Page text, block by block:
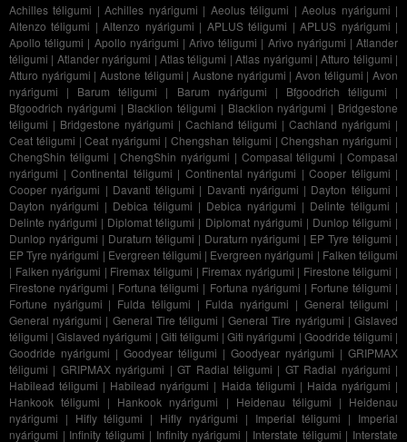
Achilles téligumi |Achilles nyárigumi | Aeolus téligumi |Aeolus nyárigumi |
Altenzo téligumi |Altenzo nyárigumi | APLUS téligumi |APLUS nyárigumi |
Apollo téligumi | Apollo nyárigumi |Arivo téligumi | Arivo nyárigumi |Atlander
téligumi | Atlander nyárigumi | Atlas téligumi |Atlas nyárigumi |Atturo téligumi |
Atturo nyárigumi |Austone téligumi |Austone nyárigumi |Avon téligumi |Avon
nyárigumi | Barum téligumi | Barum nyárigumi | Bfgoodrich téligumi |
Bfgoodrich nyárigumi | Blacklion téligumi | Blacklion nyárigumi | Bridgestone
téligumi | Bridgestone nyárigumi | Cachland téligumi | Cachland nyárigumi |
Ceat téligumi |Ceat nyárigumi | Chengshan téligumi |Chengshan nyárigumi |
ChengShin téligumi |ChengShin nyárigumi | Compasal téligumi |Compasal
nyárigumi | Continental téligumi | Continental nyárigumi | Cooper téligumi |
Cooper nyárigumi | Davanti téligumi | Davanti nyárigumi | Dayton téligumi |
Dayton nyárigumi | Debica téligumi | Debica nyárigumi | Delinte téligumi |
Delinte nyárigumi | Diplomat téligumi | Diplomat nyárigumi | Dunlop téligumi |
Dunlop nyárigumi | Duraturn téligumi | Duraturn nyárigumi | EP Tyre téligumi |
EP Tyre nyárigumi | Evergreen téligumi | Evergreen nyárigumi | Falken téligumi
| Falken nyárigumi | Firemax téligumi | Firemax nyárigumi | Firestone téligumi |
Firestone nyárigumi | Fortuna téligumi | Fortuna nyárigumi | Fortune téligumi |
Fortune nyárigumi | Fulda téligumi | Fulda nyárigumi | General téligumi |
General nyárigumi | General Tire téligumi |General Tire nyárigumi |Gislaved
téligumi |Gislaved nyárigumi | Giti téligumi |Giti nyárigumi | Goodride téligumi |
Goodride nyárigumi | Goodyear téligumi | Goodyear nyárigumi | GRIPMAX
téligumi | GRIPMAX nyárigumi |GT Radial téligumi | GT Radial nyárigumi |
Habilead téligumi | Habilead nyárigumi | Haida téligumi | Haida nyárigumi |
Hankook téligumi | Hankook nyárigumi | Heidenau téligumi | Heidenau
nyárigumi | Hifly téligumi | Hifly nyárigumi | Imperial téligumi | Imperial
nyárigumi | Infinity téligumi | Infinity nyárigumi | Interstate téligumi | Interstate